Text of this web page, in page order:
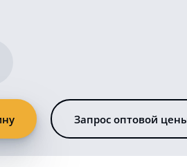
Запрос оптовой